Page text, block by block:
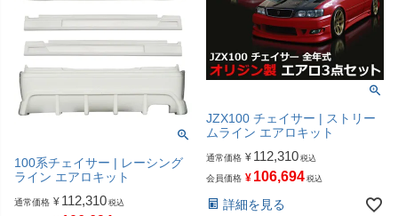
100系チェイサー | レーシング
ライン エアロキット
通常価格 ¥ 112,310 税込
JZX100 チェイサー | ストリー
ムライン エアロキット
通常価格 ¥ 112,310 税込
会員価格 ¥ 106,694 税込
詳細を見る